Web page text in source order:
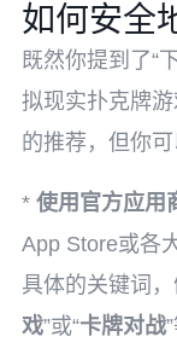
如何安全
既然你提到了“
拟现实扑克牌
的推荐，但你
* 使用官方应用
App Store或各
具体的关键词，
戏”或“卡牌对战